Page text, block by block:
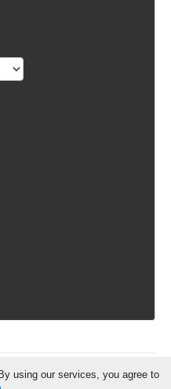
daPietro Coppa
using our services, you agree to